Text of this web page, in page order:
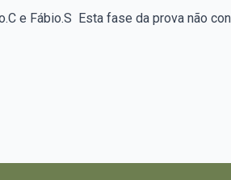
e Fábio.S Esta fase da prova não